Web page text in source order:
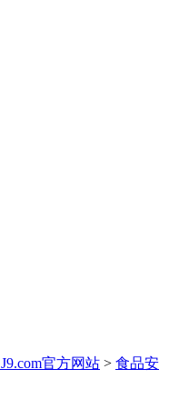
J9.com官方网站 > 食品安